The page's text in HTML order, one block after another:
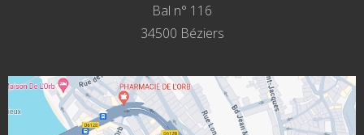
Bal n° 116
34500 Béziers